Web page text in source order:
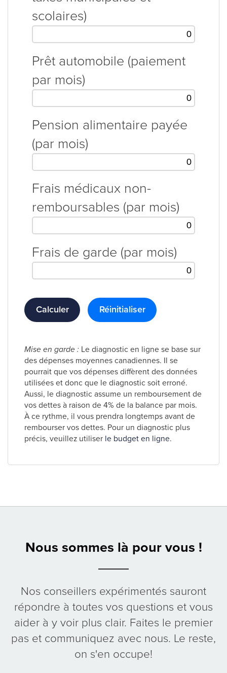
scolaires)
Prêt automobile (paiement
par mois)
Pension alimentaire payée
(par mois)
Frais médicaux non-
remboursables (par mois)
Frais de garde (par mois)
Calculer Réinitialiser
Mise en garde : Le diagnostic en ligne se base sur
des dépenses moyennes canadiennes. Il se
pourrait que vos dépenses diffèrent des données
utilisées et donc que le diagnostic soit erroné.
Aussi, le diagnostic assume un remboursement de
vos dettes à raison de 4% de la balance par mois.
À ce rythme, il vous prendra longtemps avant de
rembourser vos dettes. Pour un diagnostic plus
précis, veuillez utiliser le budget en ligne.
Nous sommes là pour vous !
Nos conseillers expérimentés sauront
répondre à toutes vos questions et vous
aider à y voir plus clair. Faites le premier
pas et communiquez avec nous. Le reste,
on s'en occupe!